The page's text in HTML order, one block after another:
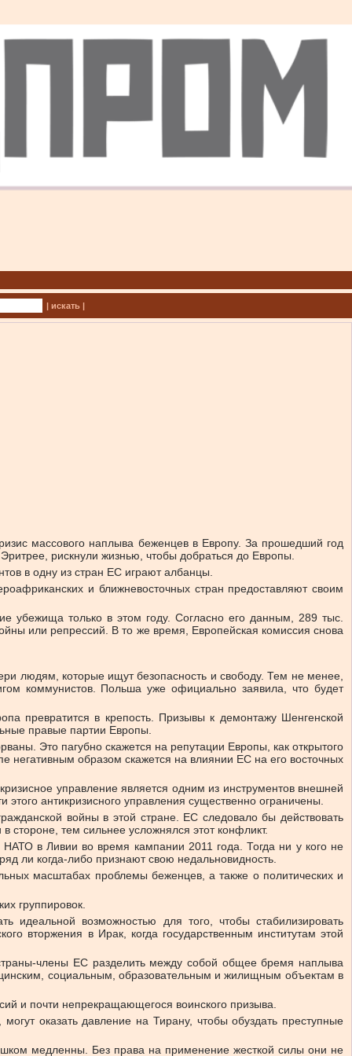
| искать |
массового наплыва беженцев в Европу. За прошедший год
рискнули жизнью, чтобы добраться до Европы.
в одну из стран ЕС играют албанцы.
и ближневосточных стран предоставляют своим
убежища только в этом году. Согласно его данным, 289 тыс.
или репрессий. В то же время, Европейская комиссия снова
людям, которые ищут безопасность и свободу. Тем не менее,
коммунистов. Польша уже официально заявила, что будет
превратится в крепость. Призывы к демонтажу Шенгенской
правые партии Европы.
Это пагубно скажется на репутации Европы, как открытого
негативным образом скажется на влиянии ЕС на его восточных
управление является одним из инструментов внешней
антикризисного управления существенно ограничены.
войны в этой стране. ЕС следовало бы действовать
тем сильнее усложнялся этот конфликт.
в Ливии во время кампании 2011 года. Тогда ни у кого не
ли когда-либо признают свою недальновидность.
масштабах проблемы беженцев, а также о политических и
группировок.
возможностью для того, чтобы стабилизировать
вторжения в Ирак, когда государственным институтам этой
члены ЕС разделить между собой общее бремя наплыва
социальным, образовательным и жилищным объектам в
и почти непрекращающегося воинского призыва.
оказать давление на Тирану, чтобы обуздать преступные
медленны. Без права на применение жесткой силы они не